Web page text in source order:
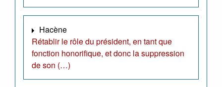
Hacène
Rétablir le rôle du président, en tant que
fonction honorifique, et donc la suppression
de son (…)